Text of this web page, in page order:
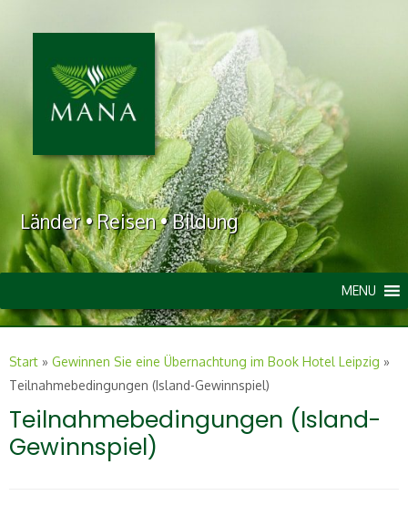
Länder • Reisen • Bildung
MENU
Start » Gewinnen Sie eine Übernachtung im Book Hotel Leipzig »
Teilnahmebedingungen (Island-Gewinnspiel)
Teilnahmebedingungen (Island-
Gewinnspiel)